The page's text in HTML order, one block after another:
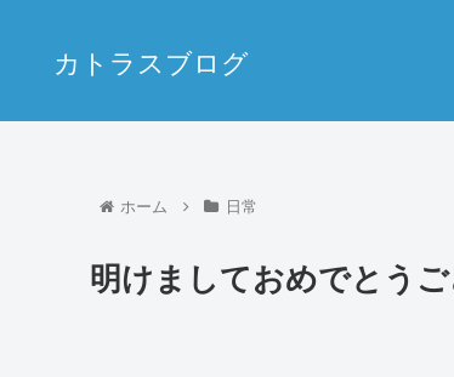
カトラスブログ
ホーム 日常
明けましておめでとう